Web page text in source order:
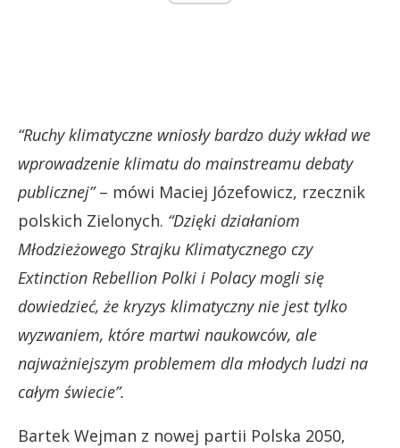
“Ruchy klimatyczne wniosły bardzo duży wkład we
wprowadzenie klimatu do mainstreamu debaty
publicznej”– mówi Maciej Józefowicz, rzecznik
polskich Zielonych. “Dzięki działaniom
Młodzieżowego Strajku Klimatycznego czy
Extinction Rebellion Polki i Polacy mogli się
dowiedzieć, że kryzys klimatyczny nie jest tylko
wyzwaniem, które martwi naukowców, ale
najważniejszym problemem dla młodych ludzi na
całym świecie”.
Bartek Wejman z nowej partii Polska 2050,